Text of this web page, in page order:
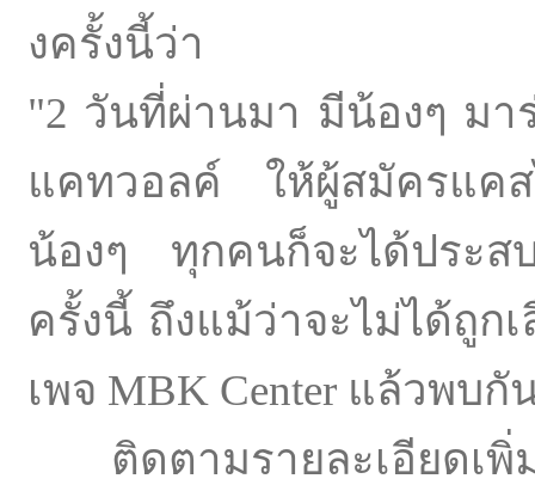
งครั้งนี้ว่า
"2 วันที่ผ่านมา มีน้องๆ มา
แคทวอลค์ ให้ผู้สมัครแคส
น้องๆ ทุกคนก็จะได้ประ
ครั้งนี้ ถึงแม้ว่าจะไม่ได้ถูก
เพจ MBK Center แล้วพบ
ติดตามรายละเอียดเพิ่